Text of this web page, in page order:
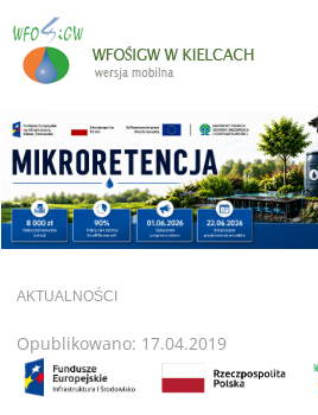
AKTUALNOŚCI
Opublikowano: 17.04.2019